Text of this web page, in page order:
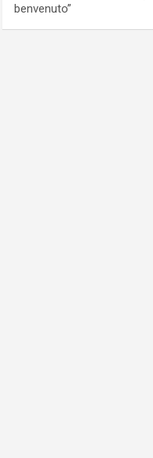
benvenuto”